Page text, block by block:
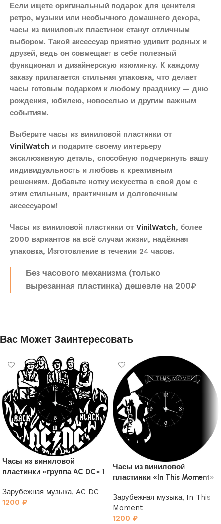
Если ищете оригинальный подарок для ценителя
ретро, музыки или необычного домашнего декора,
часы из виниловых пластинок станут отличным
выбором. Такой аксессуар приятно удивит родных и
друзей, ведь он совмещает в себе полезный
функционал и дизайнерскую изюминку. К каждому
заказу прилагается стильная упаковка, что делает
часы готовым подарком к любому празднику — дню
рождения, юбилею, новоселью и другим важным
событиям.
Выберите часы из виниловой пластинки от
VinilWatch и подарите своему интерьеру
эксклюзивную деталь, способную подчеркнуть вашу
индивидуальность и любовь к креативным
решениям. Добавьте нотку искусства в свой дом с
этим стильным, практичным и долговечным
аксессуаром!
Часы из виниловой пластинки от VinilWatch, более
2000 вариантов на всё случаи жизни, надёжная
упаковка, Изготовление в течении 24 часов.
Без часового механизма (только
вырезанная пластинка) дешевле на 200₽
Вас Может Заинтересовать
Часы из виниловой
пластинки «группа AC DC» 1
Зарубежная музыка, AC DC
1200 ₽
Часы из виниловой
пластинки «In This Moment»
Зарубежная музыка, In This
Moment
1200 ₽